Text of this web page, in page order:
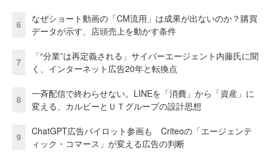
6
なぜショート動画の「CM流用」は成果が出ないのか？購買
データが示す、店頭売上を動かす条件
7
「“分業”は再定義される」サイバーエージェント内藤氏に聞
く、インターネット広告20年と転換点
8
一斉配信で終わらせない。LINEを「消費」から「資産」に
変える、カルビーとＵＴグループの設計思想
9
ChatGPT広告パイロット参画も Criteoの「エージェンテ
ィック・コマース」が変える広告の判断